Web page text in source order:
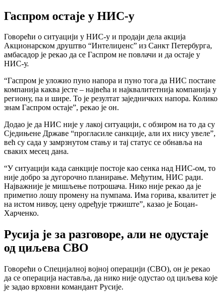
Гаспром остаје у НИС-у
Говорећи о ситуацији у НИС-у и продаји дела акција
Акционарском друштво “Интелиџенс” из Санкт Петербурга,
амбасадор је рекао да се Гаспром не повлачи и да остаје у
НИС-у.
“Гаспром је уложио пуно напора и пуно тога да НИС постане
компанија каква јесте – највећа и најквалитетнија компанија у
региону, па и шире. То је резултат заједничких напора. Колико
знам Гаспром остаје”, рекао је он.
Додао је да НИС није у лакој ситуацији, с обзиром на то да су
Сједињене Државе “прогласиле санкције, али их нису увеле”,
већ су сада у замрзнутом стању и тај статус се обнавља на
сваких месец дана.
“У ситуацији када санкције постоје као сенка над НИС-ом, то
није добро за дугорочно планирање. Међутим, НИС ради.
Најважније је мишљење потрошача. Нико није рекао да је
приметио лошу промену на пумпама. Има горива, квалитет је
на истом нивоу, цену одређује тржиште”, казао је Боцан-
Харченко.
Русија је за разговоре, али не одустаје
од циљева СВО
Говорећи о Специјалној војној операцији (СВО), он је рекао
да се операција наставља, да нико није одустао од циљева које
је задао врховни командант Русије.